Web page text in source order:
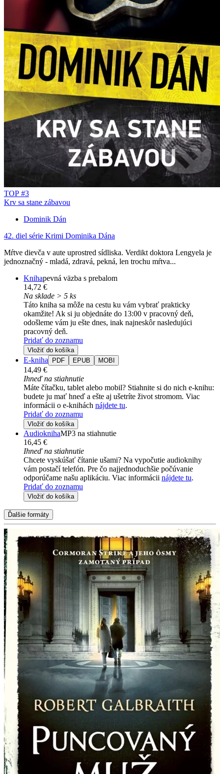
TOP #3
Krv sa stane zábavou
Dominik Dán
42. diel série Krimi Dominika Dána
Mŕtve dievča v aute uprostred sídliska. Verdikt doktora Lengyela je
jednoznačný - mladá, zdravá, pekná, len trochu mŕtva...
Knihapevná väzba s prebalom
14,72 €
Na sklade > 5 ks
Táto kniha sa môže na cestu ku vám vybrať prakticky
okamžite! Ak si ju objednáte do 13:00 v pracovný deň,
odošleme vám ju ešte dnes, inak najneskôr nasledujúci
pracovný deň.
Pridať do zoznamu
Vložiť do košíka
E-kniha PDF EPUB MOBI
14,49 €
Ihneď na stiahnutie
Máte čítačku, tablet alebo mobil? Stiahnite si do nich e-knihu:
budete ju mať hneď a ešte aj ušetríte život stromom. Viac
informácii o e-knihách nájdete tu.
Pridať do zoznamu
Vložiť do košíka
AudioknihaMP3 na stiahnutie
16,45 €
Ihneď na stiahnutie
Chcete vyskúšať čítanie ušami? Na vypočutie audioknihy
vám postačí telefón. Pre čo najjednoduchšie počúvanie
odporúčame našu aplikáciu. Viac informácii nájdete tu.
Pridať do zoznamu
Vložiť do košíka
Ďalšie formáty